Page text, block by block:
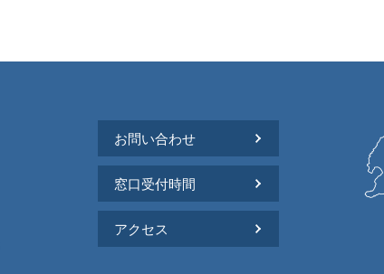
お問い合わせ
窓口受付時間
アクセス